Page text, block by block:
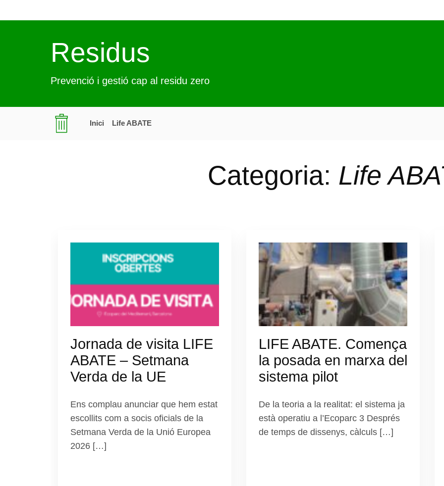
content
Residus
Prevenció i gestió cap al residu zero
Inici Life ABATE
Categoria: Life
Jornada de visita LIFE
ABATE – Setmana
Verda de la UE
Ens complau anunciar que hem estat
escollits com a socis oficials de la
Setmana Verda de la Unió Europea
2026 […]
LIFE ABATE. Comença
la posada en marxa del
sistema pilot
De la teoria a la realitat: el sistema ja
està operatiu a l’Ecoparc 3 Després
de temps de dissenys, càlculs […]